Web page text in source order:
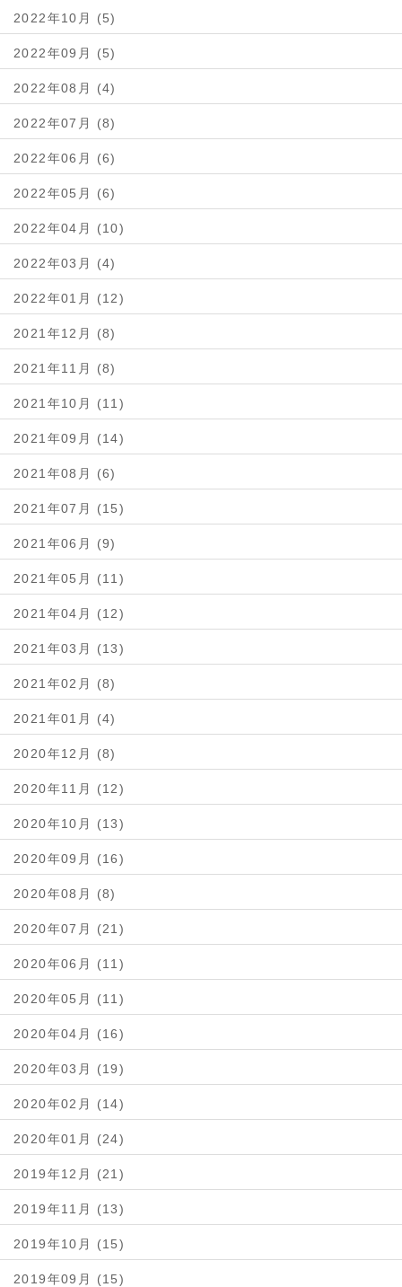
2022年10月 (5)
2022年09月 (5)
2022年08月 (4)
2022年07月 (8)
2022年06月 (6)
2022年05月 (6)
2022年04月 (10)
2022年03月 (4)
2022年01月 (12)
2021年12月 (8)
2021年11月 (8)
2021年10月 (11)
2021年09月 (14)
2021年08月 (6)
2021年07月 (15)
2021年06月 (9)
2021年05月 (11)
2021年04月 (12)
2021年03月 (13)
2021年02月 (8)
2021年01月 (4)
2020年12月 (8)
2020年11月 (12)
2020年10月 (13)
2020年09月 (16)
2020年08月 (8)
2020年07月 (21)
2020年06月 (11)
2020年05月 (11)
2020年04月 (16)
2020年03月 (19)
2020年02月 (14)
2020年01月 (24)
2019年12月 (21)
2019年11月 (13)
2019年10月 (15)
2019年09月 (15)